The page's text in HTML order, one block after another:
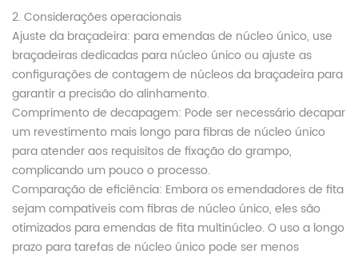
2. Considerações operacionais
Ajuste da braçadeira: para emendas de núcleo único, use
braçadeiras dedicadas para núcleo único ou ajuste as
configurações de contagem de núcleos da braçadeira para
garantir a precisão do alinhamento.
Comprimento de decapagem: Pode ser necessário decapar
um revestimento mais longo para fibras de núcleo único
para atender aos requisitos de fixação do grampo,
complicando um pouco o processo.
Comparação de eficiência: Embora os emendadores de fita
sejam compatíveis com fibras de núcleo único, eles são
otimizados para emendas de fita multinúcleo. O uso a longo
prazo para tarefas de núcleo único pode ser menos